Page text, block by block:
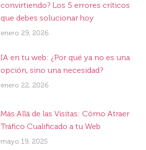
convirtiendo? Los 5 errores críticos
que debes solucionar hoy
enero 29, 2026
IA en tu web: ¿Por qué ya no es una
opción, sino una necesidad?
enero 22, 2026
Más Allá de las Visitas: Cómo Atraer
Tráfico Cualificado a tu Web
mayo 19, 2025